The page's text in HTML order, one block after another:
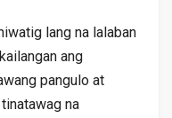
lang na lalaban
ang
pangulo at
na